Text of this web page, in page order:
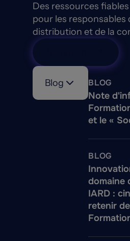
Des ressources
pour les responsables
distribution et de la
Blog BLOG
Note
et le «
BLOG
domaine
IARD :
retenir